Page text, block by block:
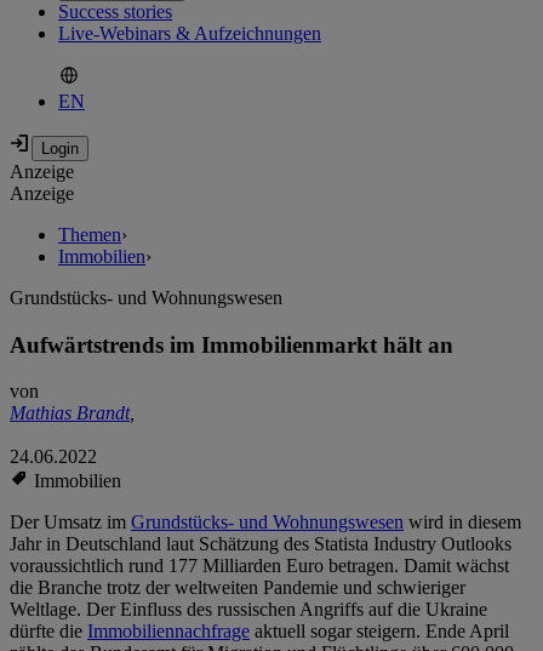
Success stories
Live-Webinars & Aufzeichnungen
EN
Anzeige
Anzeige
Themen›
Immobilien›
Grundstücks- und Wohnungswesen
Aufwärtstrends im Immobilienmarkt hält an
von
Mathias Brandt,
24.06.2022
Immobilien
Der Umsatz im Grundstücks- und Wohnungswesen wird in diesem
Jahr in Deutschland laut Schätzung des Statista Industry Outlooks
voraussichtlich rund 177 Milliarden Euro betragen. Damit wächst
die Branche trotz der weltweiten Pandemie und schwieriger
Weltlage. Der Einfluss des russischen Angriffs auf die Ukraine
dürfte die Immobiliennachfrage aktuell sogar steigern. Ende April